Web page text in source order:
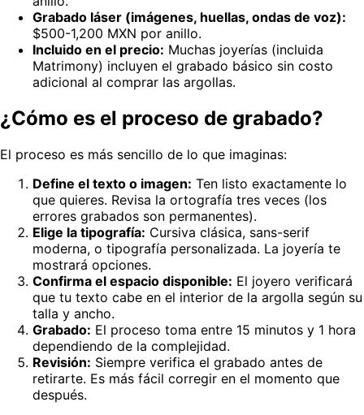
Grabado láser (imágenes, huellas, ondas de voz):
$500-1,200 MXN por anillo.
Incluido en el precio: Muchas joyerías (incluida
Matrimony) incluyen el grabado básico sin costo
adicional al comprar las argollas.
¿Cómo es el proceso de grabado?
El proceso es más sencillo de lo que imaginas:
Define el texto o imagen: Ten listo exactamente lo
que quieres. Revisa la ortografía tres veces (los
errores grabados son permanentes).
Elige la tipografía: Cursiva clásica, sans-serif
moderna, o tipografía personalizada. La joyería te
mostrará opciones.
Confirma el espacio disponible: El joyero verificará
que tu texto cabe en el interior de la argolla según su
talla y ancho.
Grabado: El proceso toma entre 15 minutos y 1 hora
dependiendo de la complejidad.
Revisión: Siempre verifica el grabado antes de
retirarte. Es más fácil corregir en el momento que
después.